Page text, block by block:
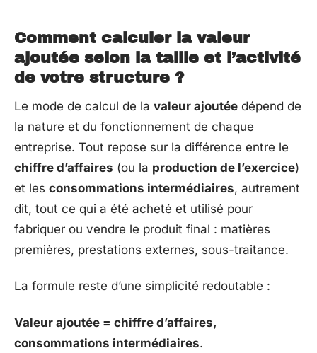
Comment calculer la valeur
ajoutée selon la taille et l’activité
de votre structure ?
Le mode de calcul de la valeur ajoutée dépend de
la nature et du fonctionnement de chaque
entreprise. Tout repose sur la différence entre le
chiffre d’affaires (ou la production de l’exercice)
et les consommations intermédiaires, autrement
dit, tout ce qui a été acheté et utilisé pour
fabriquer ou vendre le produit final : matières
premières, prestations externes, sous-traitance.
La formule reste d’une simplicité redoutable :
Valeur ajoutée = chiffre d’affaires,
consommations intermédiaires.